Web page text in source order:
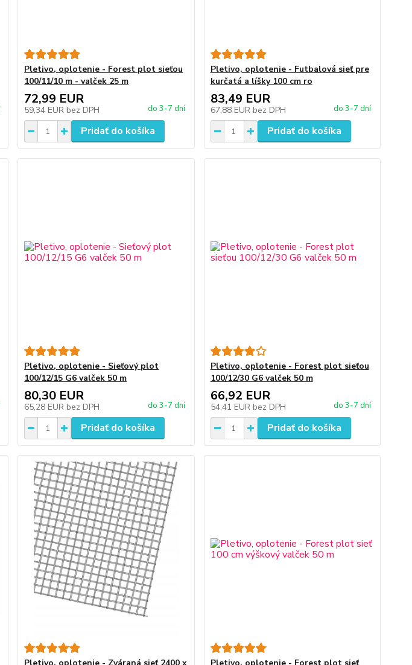
Pletivo, oplotenie - Forest plot sieťou
100/11/10 m - valček 25 m
72,99 EUR
59,34 EUR bez DPH do 3-7 dní
Pridať do košíka
Pletivo, oplotenie - Futbalová sieť pre
kurčatá a líšky 100 cm ro
83,49 EUR
67,88 EUR bez DPH do 3-7 dní
Pridať do košíka
Pletivo, oplotenie - Sieťový plot
100/12/15 G6 valček 50 m
80,30 EUR
65,28 EUR bez DPH do 3-7 dní
Pridať do košíka
Pletivo, oplotenie - Forest plot sieťou
100/12/30 G6 valček 50 m
66,92 EUR
54,41 EUR bez DPH do 3-7 dní
Pridať do košíka